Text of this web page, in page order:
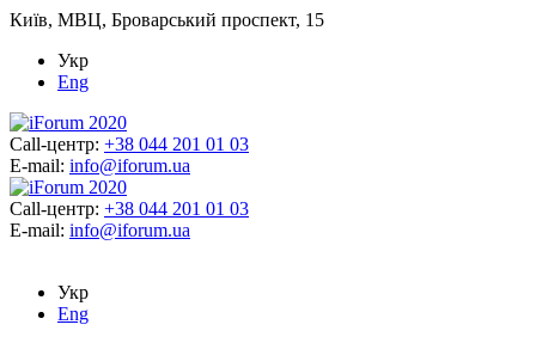
Київ, МВЦ, Броварський проспект, 15
Укр
Eng
Call-центр: +38 044 201 01 03
E-mail: info@iforum.ua
Call-центр: +38 044 201 01 03
E-mail: info@iforum.ua
Укр
Eng